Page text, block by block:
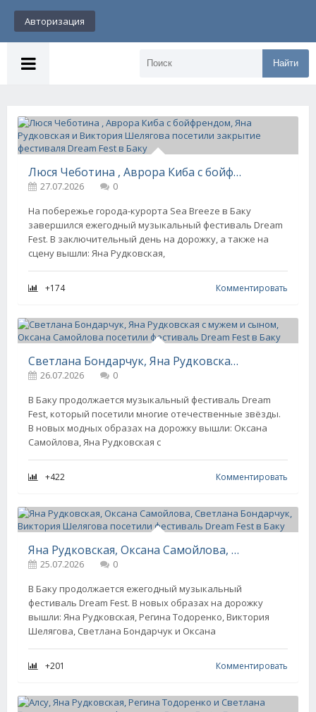
Авторизация
Найти
Люся Чеботина , Аврора Киба с бойфрендом, Яна Рудковская и Виктория Шелягова посетили закрытие фестиваля Dream Fest в Баку
27.07.2026
0
На побережье города-курорта Sea Breeze в Баку
завершился ежегодный музыкальный фестиваль Dream
Fest. В заключительный день на дорожку, а также на
сцену вышли: Яна Рудковская,
+174 Комментировать
Светлана Бондарчук, Яна Рудковская с мужем и сыном, Оксана Самойлова посетили фестиваль Dream Fest в Баку
26.07.2026
0
В Баку продолжается музыкальный фестиваль Dream
Fest, который посетили многие отечественные звёзды.
В новых модных образах на дорожку вышли: Оксана
Самойлова, Яна Рудковская с
+422 Комментировать
Яна Рудковская, Оксана Самойлова, Светлана Бондарчук, Виктория Шелягова посетили фестиваль Dream Fest в Баку
25.07.2026
0
В Баку продолжается ежегодный музыкальный
фестиваль Dream Fest. В новых образах на дорожку
вышли: Яна Рудковская, Регина Тодоренко, Виктория
Шелягова, Светлана Бондарчук и Оксана
+201 Комментировать